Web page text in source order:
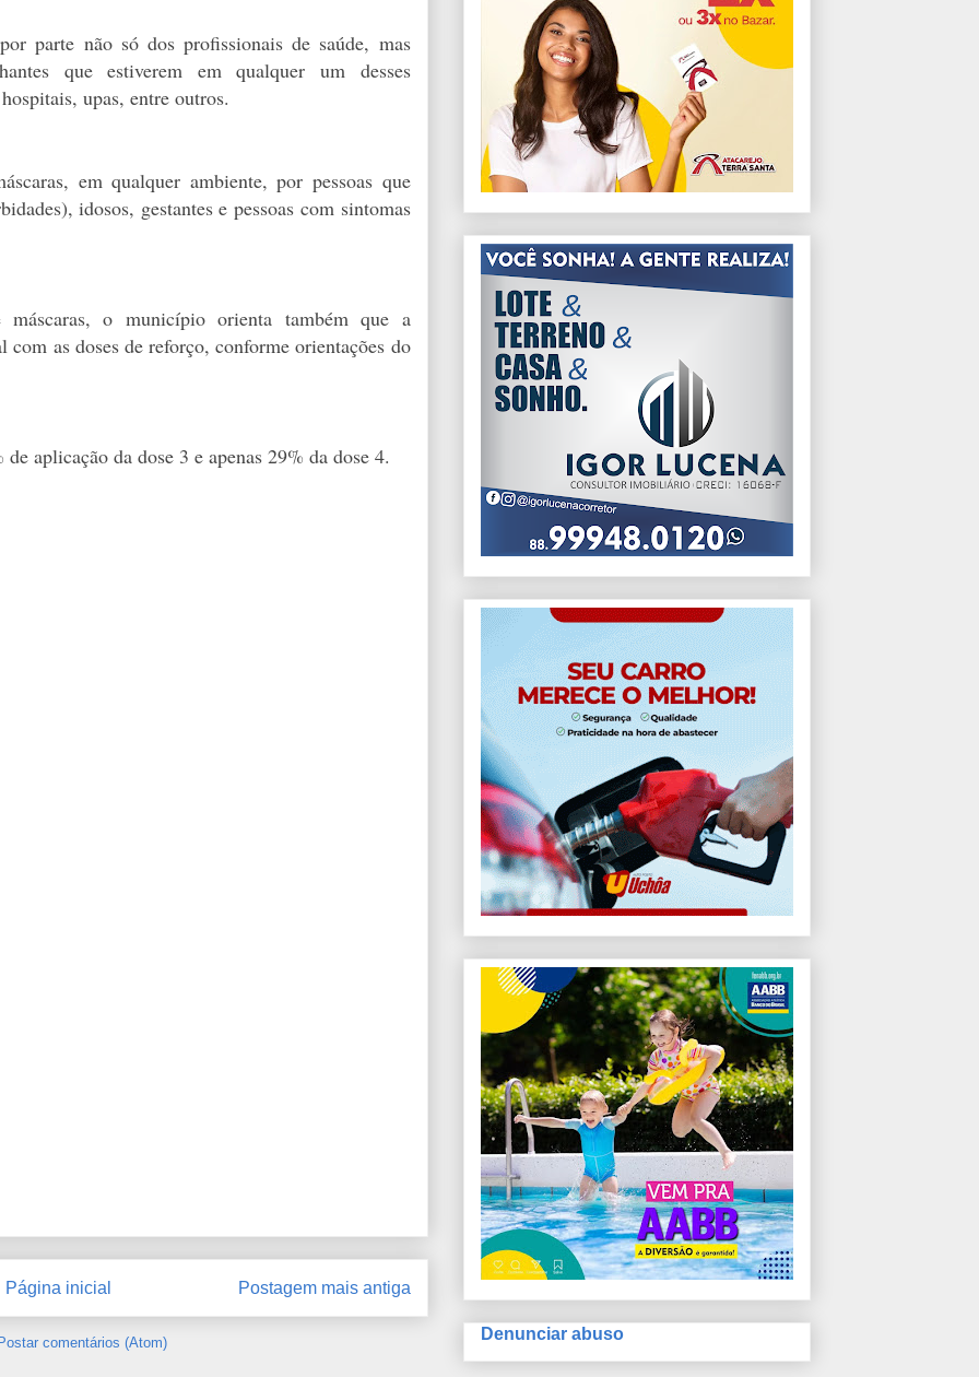
parte não só dos profissionais de saúde, mas
que estiverem em qualquer um desses
upas, entre outros.
em qualquer ambiente, por pessoas que
idosos, gestantes e pessoas com sintomas
o município orienta também que a
com as doses de reforço, conforme orientações do
aplicação da dose 3 e apenas 29% da dose 4.
Postagem mais antiga
Página inicial
comentários (Atom) Denunciar abuso